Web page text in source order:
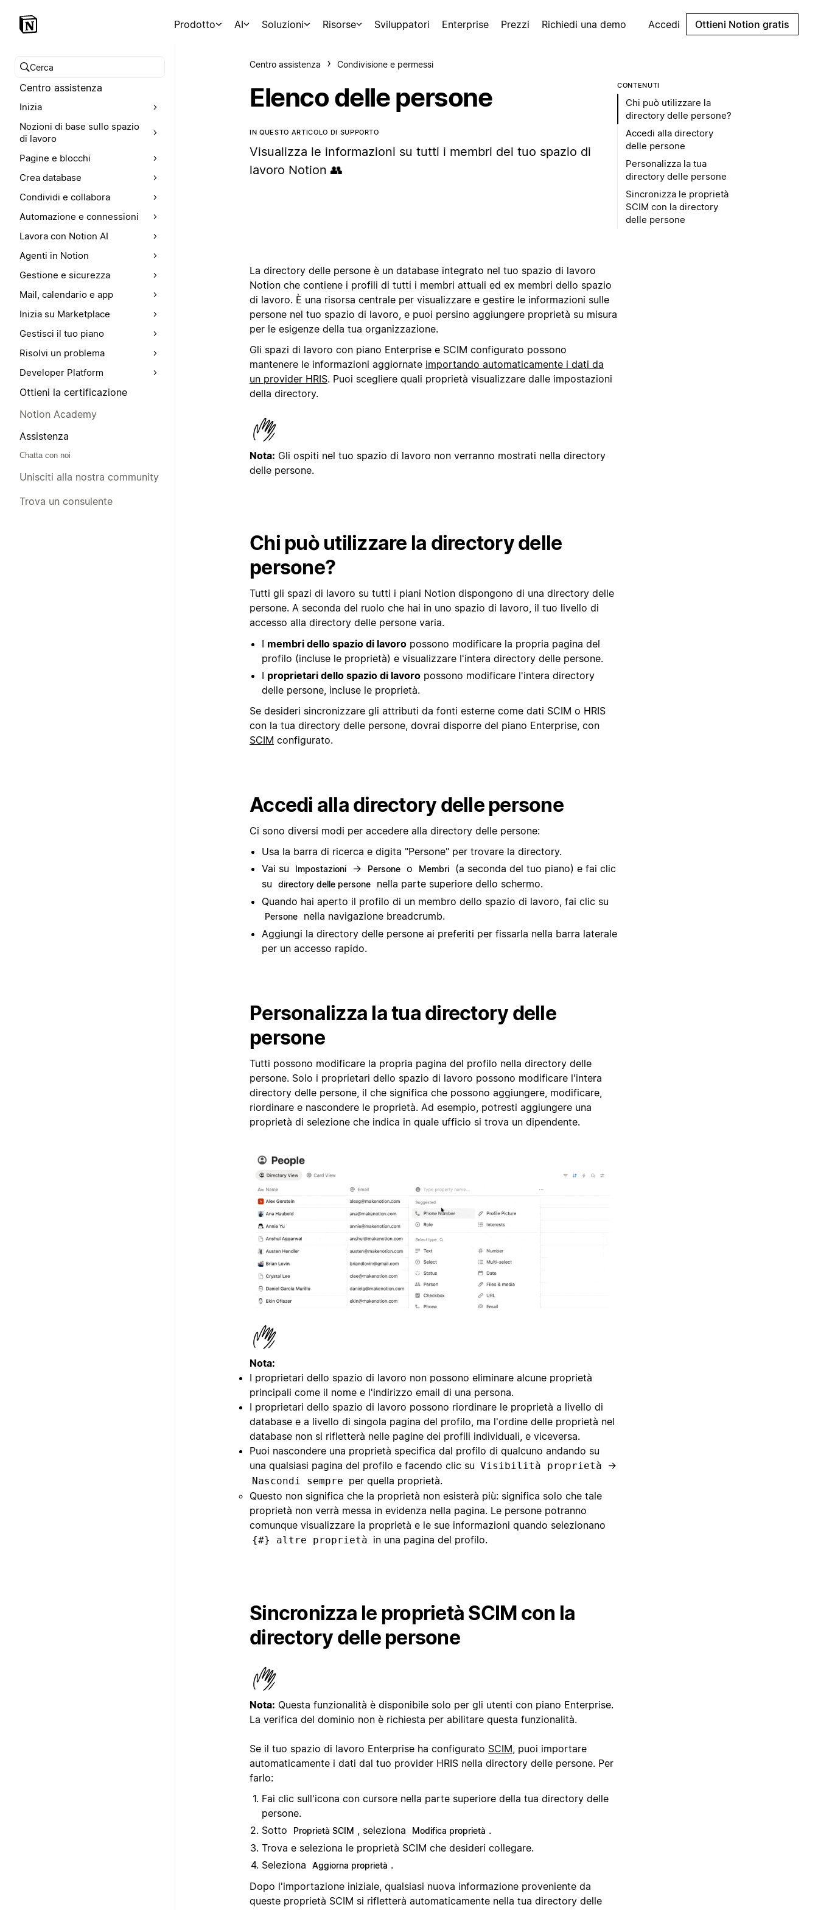
Prodotto AI Soluzioni Risorse Sviluppatori Enterprise Prezzi Richiedi una demo Accedi Ottieni Notion gratis
Cerca nel Centro assistenza
Centro assistenza
Inizia
Nozioni di base sullo spazio
di lavoro
Pagine e blocchi
Crea database
Condividi e collabora
Automazione e connessioni
Lavora con Notion AI
Agenti in Notion
Gestione e sicurezza
Mail, calendario e app
Inizia su Marketplace
Gestisci il tuo piano
Risolvi un problema
Developer Platform
Ottieni la certificazione
Notion Academy
Assistenza
Chatta con noi
Unisciti alla nostra community
Trova un consulente
Centro assistenza Condivisione e permessi
Elenco delle persone
IN QUESTO ARTICOLO DI SUPPORTO
Visualizza le informazioni su tutti i membri del tuo spazio di
lavoro Notion 👥
La directory delle persone è un database integrato nel tuo spazio di lavoro
Notion che contiene i profili di tutti i membri attuali ed ex membri dello spazio
di lavoro. È una risorsa centrale per visualizzare e gestire le informazioni sulle
persone nel tuo spazio di lavoro, e puoi persino aggiungere proprietà su misura
per le esigenze della tua organizzazione.
Gli spazi di lavoro con piano Enterprise e SCIM configurato possono
mantenere le informazioni aggiornate importando automaticamente i dati da
un provider HRIS. Puoi scegliere quali proprietà visualizzare dalle impostazioni
della directory.
Nota: Gli ospiti nel tuo spazio di lavoro non verranno mostrati nella directory
delle persone.
Chi può utilizzare la directory delle
persone?
Tutti gli spazi di lavoro su tutti i piani Notion dispongono di una directory delle
persone. A seconda del ruolo che hai in uno spazio di lavoro, il tuo livello di
accesso alla directory delle persone varia.
I membri dello spazio di lavoro possono modificare la propria pagina del
profilo (incluse le proprietà) e visualizzare l'intera directory delle persone.
I proprietari dello spazio di lavoro possono modificare l'intera directory
delle persone, incluse le proprietà.
Se desideri sincronizzare gli attributi da fonti esterne come dati SCIM o HRIS
con la tua directory delle persone, dovrai disporre del piano Enterprise, con
SCIM configurato.
Accedi alla directory delle persone
Ci sono diversi modi per accedere alla directory delle persone:
Usa la barra di ricerca e digita "Persone" per trovare la directory.
Vai su
Impostazioni → Persone o Membri
(a seconda del tuo piano) e fai clic
su
directory delle persone
nella parte superiore dello schermo.
Quando hai aperto il profilo di un membro dello spazio di lavoro, fai clic su
Persone
nella navigazione breadcrumb.
Aggiungi la directory delle persone ai preferiti per fissarla nella barra laterale
per un accesso rapido.
Personalizza la tua directory delle
persone
Tutti possono modificare la propria pagina del profilo nella directory delle
persone. Solo i proprietari dello spazio di lavoro possono modificare l'intera
directory delle persone, il che significa che possono aggiungere, modificare,
riordinare e nascondere le proprietà. Ad esempio, potresti aggiungere una
proprietà di selezione che indica in quale ufficio si trova un dipendente.
Nota:
I proprietari dello spazio di lavoro non possono eliminare alcune proprietà
principali come il nome e l'indirizzo email di una persona.
I proprietari dello spazio di lavoro possono riordinare le proprietà a livello di
database e a livello di singola pagina del profilo, ma l'ordine delle proprietà nel
database non si rifletterà nelle pagine dei profili individuali, e viceversa.
Puoi nascondere una proprietà specifica dal profilo di qualcuno andando su
una qualsiasi pagina del profilo e facendo clic su Visibilità proprietà →
Nascondi sempre per quella proprietà.
Questo non significa che la proprietà non esisterà più: significa solo che tale
proprietà non verrà messa in evidenza nella pagina. Le persone potranno
comunque visualizzare la proprietà e le sue informazioni quando selezionano
{#} altre proprietà in una pagina del profilo.
Sincronizza le proprietà SCIM con la
directory delle persone
Nota: Questa funzionalità è disponibile solo per gli utenti con piano Enterprise.
La verifica del dominio non è richiesta per abilitare questa funzionalità.
Se il tuo spazio di lavoro Enterprise ha configurato SCIM , puoi importare
automaticamente i dati dal tuo provider HRIS nella directory delle persone. Per
farlo:
Fai clic sull'icona con cursore nella parte superiore della tua directory delle
persone.
Sotto
Proprietà SCIM , seleziona Modifica proprietà .
Trova e seleziona le proprietà SCIM che desideri collegare.
Seleziona
Aggiorna proprietà .
Dopo l'importazione iniziale, qualsiasi nuova informazione proveniente da
queste proprietà SCIM si rifletterà automaticamente nella tua directory delle
CONTENUTI
Chi può utilizzare la
directory delle persone?
Accedi alla directory
delle persone
Personalizza la tua
directory delle persone
Sincronizza le proprietà
SCIM con la directory
delle persone